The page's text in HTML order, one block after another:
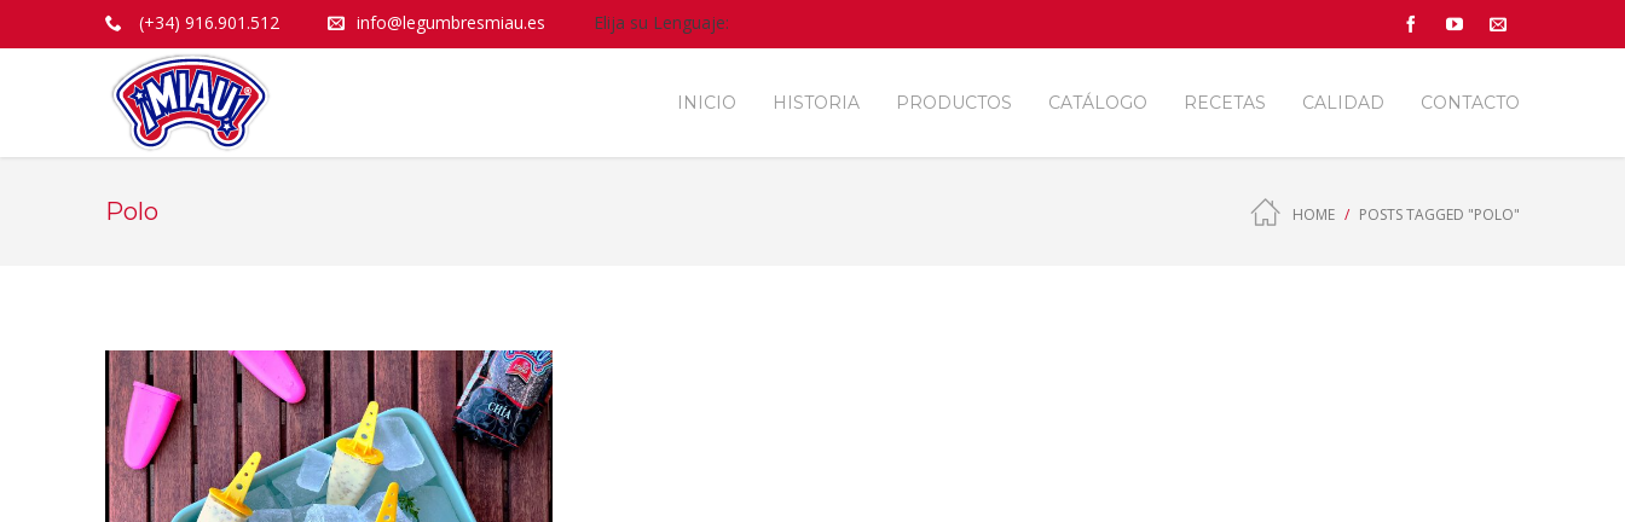
(+34) 916.901.512 info@legumbresmiau.es Elija su Lenguaje:
INICIO HISTORIA PRODUCTOS CATÁLOGO RECETAS CALIDAD CONTACTO
Polo HOME POSTS TAGGED "POLO"